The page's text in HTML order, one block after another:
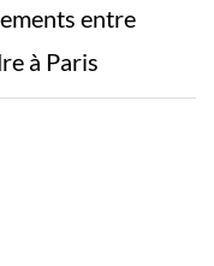
entre
à Paris